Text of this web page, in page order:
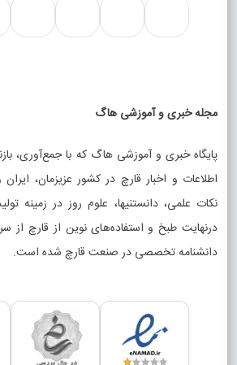
مجله خبری و آموزشی هاگ
پایگاه خبری و آموزشی هاگ که با جمع‌آوری،
اطلاعات و اخبار قارچ در کشور عزیزمان،
نکات علمی، دانستنیها، علوم روز در زمینه
درنهایت طبخ و استفاده‌های نوین از قارچ از
دانشنامه تخصصی در صنعت قارچ شده است.